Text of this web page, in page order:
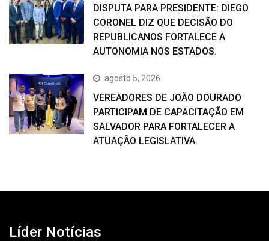
DISPUTA PARA PRESIDENTE: DIEGO
CORONEL DIZ QUE DECISÃO DO
REPUBLICANOS FORTALECE A
AUTONOMIA NOS ESTADOS.
agosto 5, 2026
VEREADORES DE JOÃO DOURADO
PARTICIPAM DE CAPACITAÇÃO EM
SALVADOR PARA FORTALECER A
ATUAÇÃO LEGISLATIVA.
Líder Notícias